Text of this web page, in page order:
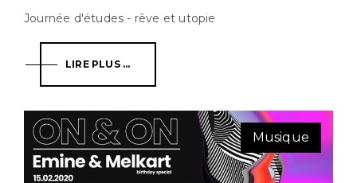
Journée d'études - rêve et utopie
LIRE PLUS ...
Musique